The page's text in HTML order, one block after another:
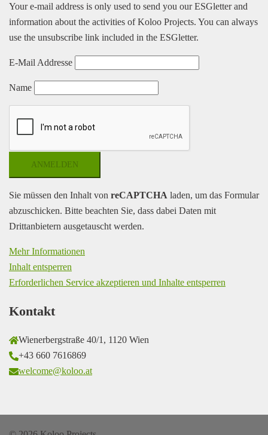
Your e-mail address is only used to send you our ESGletter and
information about the activities of Koloo Projects. You can always
use the unsubscribe link included in the ESGletter.
E-Mail Addresse
Name
Sie müssen den Inhalt von reCAPTCHA laden, um das Formular
abzuschicken. Bitte beachten Sie, dass dabei Daten mit
Drittanbietern ausgetauscht werden.
Mehr Informationen
Inhalt entsperren
Erforderlichen Service akzeptieren und Inhalte entsperren
Kontakt
Wienerbergstraße 40/1, 1120 Wien
+43 660 7616869
welcome@koloo.at